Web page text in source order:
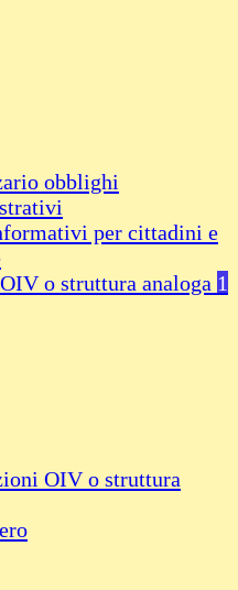
obblighi
per cittadini e
o struttura analoga 1
OIV o struttura